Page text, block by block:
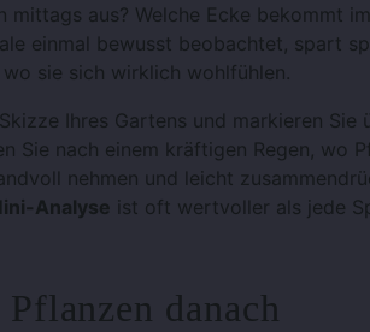
aus? Welche Ecke bekommt
einmal bewusst beobachtet, spart
sie sich wirklich wohlfühlen.
Ihres Gartens und markieren Sie
Sie nach einem kräftigen Regen, wo
nehmen und leicht
Analyse ist oft wertvoller als jede
danach